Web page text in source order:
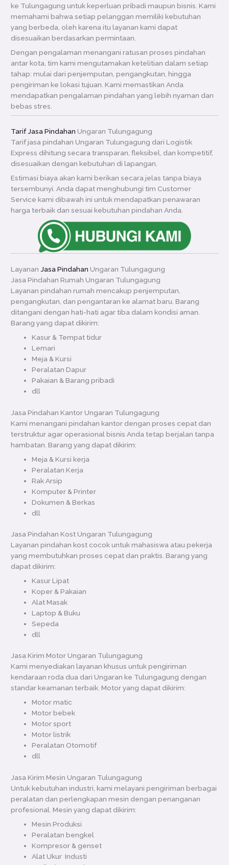
ke Tulungagung untuk keperluan pribadi maupun bisnis. Kami
memahami bahwa setiap pelanggan memiliki kebutuhan
yang berbeda, oleh karena itu layanan kami dapat
disesuaikan berdasarkan permintaan.
Dengan pengalaman menangani ratusan proses pindahan
antar kota, tim kami mengutamakan ketelitian dalam setiap
tahap: mulai dari penjemputan, pengangkutan, hingga
pengiriman ke lokasi tujuan. Kami memastikan Anda
mendapatkan pengalaman pindahan yang lebih nyaman dan
bebas stres.
Tarif Jasa Pindahan Ungaran Tulungagung
Tarif jasa pindahan Ungaran Tulungagung dari Logistik
Express dihitung secara transparan, fleksibel, dan kompetitif,
disesuaikan dengan kebutuhan di lapangan.
Estimasi biaya akan kami berikan secara jelas tanpa biaya
tersembunyi. Anda dapat menghubungi tim Customer
Service kami dibawah ini untuk mendapatkan penawaran
harga terbaik dan sesuai kebutuhan pindahan Anda.
LayananJasa Pindahan Ungaran Tulungagung
Jasa Pindahan Rumah Ungaran Tulungagung
Layanan pindahan rumah mencakup penjemputan,
pengangkutan, dan pengantaran ke alamat baru. Barang
ditangani dengan hati-hati agar tiba dalam kondisi aman.
Barang yang dapat dikirim:
Kasur & Tempat tidur
Lemari
Meja & Kursi
Peralatan Dapur
Pakaian & Barang pribadi
dll
Jasa Pindahan Kantor Ungaran Tulungagung
Kami menangani pindahan kantor dengan proses cepat dan
terstruktur agar operasional bisnis Anda tetap berjalan tanpa
hambatan. Barang yang dapat dikirim:
Meja & Kursi kerja
Peralatan Kerja
Rak Arsip
Komputer & Printer
Dokumen & Berkas
dll
Jasa Pindahan Kost Ungaran Tulungagung
Layanan pindahan kost cocok untuk mahasiswa atau pekerja
yang membutuhkan proses cepat dan praktis. Barang yang
dapat dikirim:
Kasur Lipat
Koper & Pakaian
Alat Masak
Laptop & Buku
Sepeda
dll
Jasa Kirim Motor Ungaran Tulungagung
Kami menyediakan layanan khusus untuk pengiriman
kendaraan roda dua dari Ungaran ke Tulungagung dengan
standar keamanan terbaik. Motor yang dapat dikirim:
Motor matic
Motor bebek
Motor sport
Motor listrik
Peralatan Otomotif
dll
Jasa Kirim Mesin Ungaran Tulungagung
Untuk kebutuhan industri, kami melayani pengiriman berbagai
peralatan dan perlengkapan mesin dengan penanganan
profesional. Mesin yang dapat dikirim:
Mesin Produksi
Peralatan bengkel
Kompresor & genset
Alat Ukur Industi